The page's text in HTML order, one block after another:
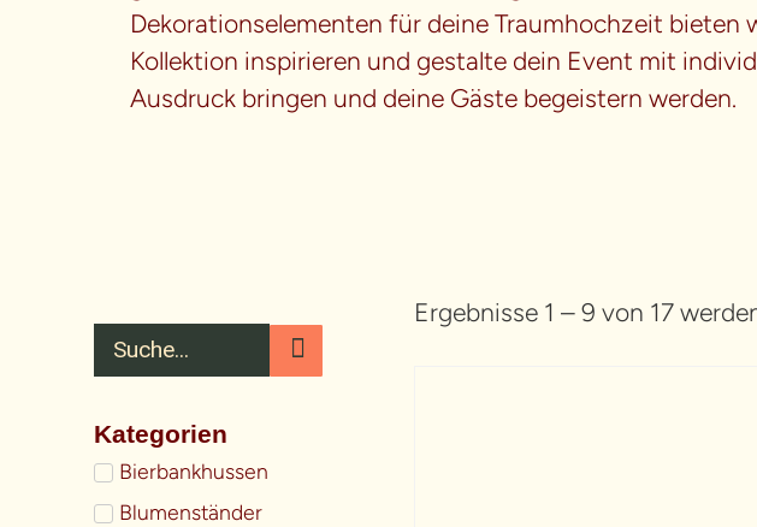
Dekorationselementen für deine Traumhochzeit bieten
Kollektion inspirieren und gestalte dein Event mit
Ausdruck bringen und deine Gäste begeistern werden.
Kategorien
Bierbankhussen
Blumenständer
Ergebnisse 1 – 9 von 17